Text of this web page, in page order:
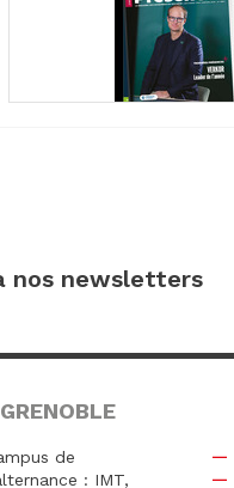
nos newsletters
de
: IMT,